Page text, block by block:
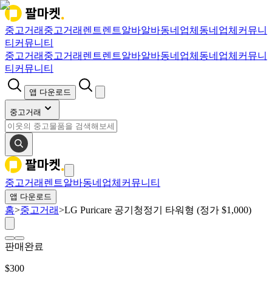
중고거래 중고거래 렌트렌트알바알바동네업체 동네업체 커뮤니
티 커뮤니티
중고거래 중고거래 렌트렌트알바알바동네업체 동네업체 커뮤니
티 커뮤니티
앱 다운로드
중고거래
중고거래 렌트알바동네업체 커뮤니티
앱 다운로드
홈>중고거래>LG Puricare 공기청정기 타워형 (정가 $1,000)
판매완료
$300